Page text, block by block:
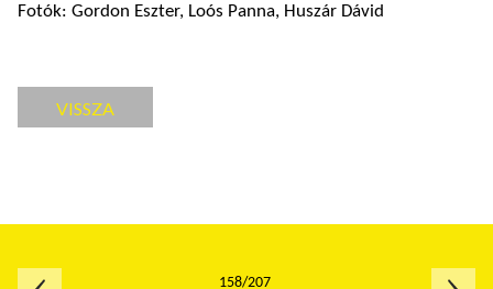
Fotók: Gordon Eszter, Loós Panna, Huszár Dávid
VISSZA
158/207